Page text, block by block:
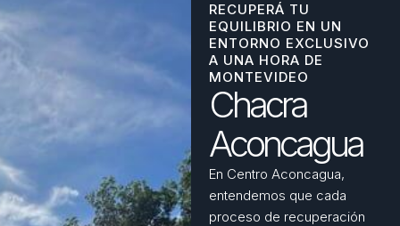
RECUPERÁ TU
EQUILIBRIO EN UN
ENTORNO EXCLUSIVO
A UNA HORA DE
MONTEVIDEO
Chacra
Aconcagua
En Centro Aconcagua,
entendemos que cada
proceso de recuperación